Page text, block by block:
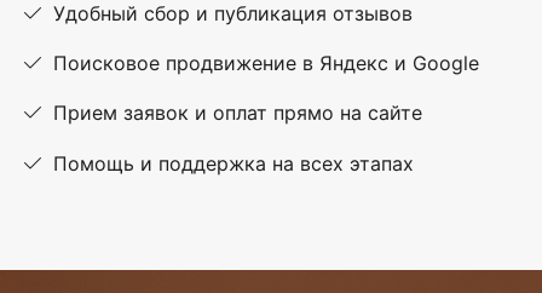
Удобный сбор и публикация отзывов
Поисковое продвижение в Яндекс и Google
Прием заявок и оплат прямо на сайте
Помощь и поддержка на всех этапах